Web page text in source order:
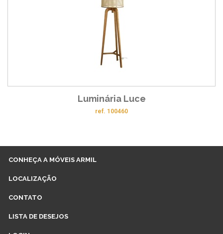
Luminária Luce
ref. 100460
CONHEÇA A MÓVEIS ARMIL
LOCALIZAÇÃO
CONTATO
LISTA DE DESEJOS